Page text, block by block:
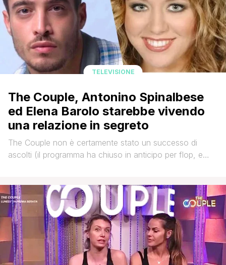
TELEVISIONE
The Couple, Antonino Spinalbese
ed Elena Barolo starebbe vivendo
una relazione in segreto
The Couple non è certamente stato un successo di
ascolti (il programma ha chiuso in anticipo per flop, e
averci regalato uno dei gossip più caldi dell'estate!
Sembrerebbe, infatti, che un amore sia nato in quei [']